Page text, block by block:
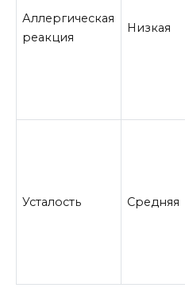
Аллергическая
реакция
Низкая
Усталость Средняя